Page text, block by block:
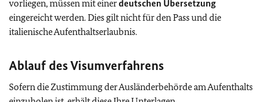
vorliegen, müssen mit einerdeutschen Übersetzung
eingereicht werden. Dies gilt nicht für den Pass und die
italienische Aufenthaltserlaubnis.
Ablauf des Visumverfahrens
Sofern die Zustimmung der Ausländerbehörde am Aufenthalts